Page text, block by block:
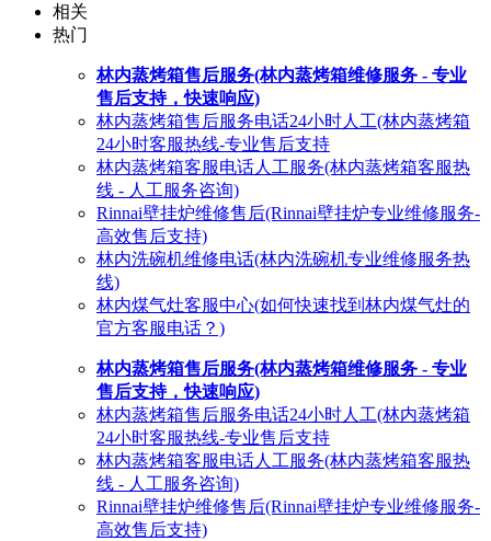
相关
热门
林内蒸烤箱售后服务(林内蒸烤箱维修服务 - 专业
售后支持，快速响应)
林内蒸烤箱售后服务电话24小时人工(林内蒸烤箱
24小时客服热线-专业售后支持
林内蒸烤箱客服电话人工服务(林内蒸烤箱客服热
线 - 人工服务咨询)
Rinnai壁挂炉维修售后(Rinnai壁挂炉专业维修服务-
高效售后支持)
林内洗碗机维修电话(林内洗碗机专业维修服务热
线)
林内煤气灶客服中心(如何快速找到林内煤气灶的
官方客服电话？)
林内蒸烤箱售后服务(林内蒸烤箱维修服务 - 专业
售后支持，快速响应)
林内蒸烤箱售后服务电话24小时人工(林内蒸烤箱
24小时客服热线-专业售后支持
林内蒸烤箱客服电话人工服务(林内蒸烤箱客服热
线 - 人工服务咨询)
Rinnai壁挂炉维修售后(Rinnai壁挂炉专业维修服务-
高效售后支持)